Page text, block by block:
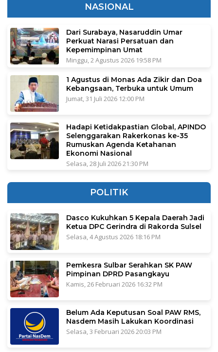
NASIONAL
Dari Surabaya, Nasaruddin Umar
Perkuat Narasi Persatuan dan
Kepemimpinan Umat
Minggu, 2 Agustus 2026 19:58 PM
1 Agustus di Monas Ada Zikir dan Doa
Kebangsaan, Terbuka untuk Umum
Jumat, 31 Juli 2026 12:00 PM
Hadapi Ketidakpastian Global, APINDO
Selenggarakan Rakerkonas ke-35
Rumuskan Agenda Ketahanan
Ekonomi Nasional
Selasa, 28 Juli 2026 21:30 PM
POLITIK
Dasco Kukuhkan 5 Kepala Daerah Jadi
Ketua DPC Gerindra di Rakorda Sulsel
Selasa, 4 Agustus 2026 18:16 PM
Pemkesra Sulbar Serahkan SK PAW
Pimpinan DPRD Pasangkayu
Kamis, 26 Februari 2026 16:32 PM
Belum Ada Keputusan Soal PAW RMS,
Nasdem Masih Lakukan Koordinasi
Selasa, 3 Februari 2026 20:03 PM